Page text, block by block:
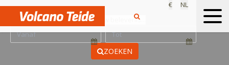
€
NL
Kies jouw belevenis...
ZOEKEN